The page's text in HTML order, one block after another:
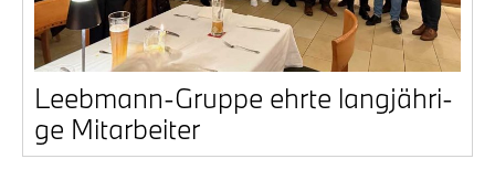
Leeb­mann-Grup­pe ehr­te lang­jäh­ri­
ge Mit­ar­bei­ter